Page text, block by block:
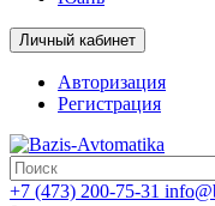
Личный кабинет
Авторизация
Регистрация
+7 (473) 200-75-31